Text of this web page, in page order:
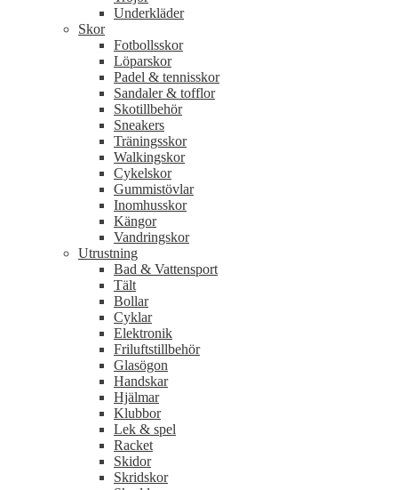
Underkläder
Skor
Fotbollsskor
Löparskor
Padel & tennisskor
Sandaler & tofflor
Skotillbehör
Sneakers
Träningsskor
Walkingskor
Cykelskor
Gummistövlar
Inomhusskor
Kängor
Vandringskor
Utrustning
Bad & Vattensport
Tält
Bollar
Cyklar
Elektronik
Friluftstillbehör
Glasögon
Handskar
Hjälmar
Klubbor
Lek & spel
Racket
Skidor
Skridskor